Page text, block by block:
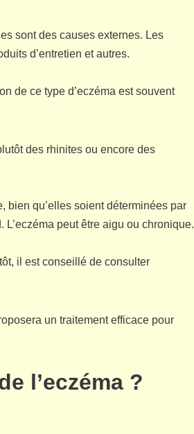
sont des causes externes. Les
d’entretien et autres.
de ce type d’eczéma est souvent
des rhinites ou encore des
bien qu’elles soient déterminées par
peut être aigu ou chronique.
il est conseillé de consulter
un traitement efficace pour
l’eczéma ?